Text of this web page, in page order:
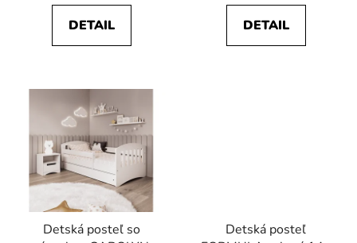
DETAIL
je
5,0
DETAIL
Detská posteľ so
Detská posteľ